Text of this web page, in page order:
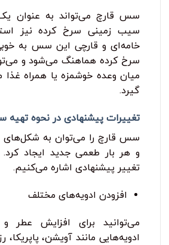
سس قارچ می‌تواند به عنوان
سیب ‌زمینی سرخ ‌کرده نیز
خامه‌ای و قارچی این سس به
سرخ‌ کرده هماهنگ می‌شود و
میان‌ وعده خوشمزه یا همراه غذا
گیرد.
تغییرات پیشنهادی در نحوه
سس قارچ را می‌توان به شکل‌های
و هر بار طعمی جدید ایجاد کرد.
تغییر پیشنهادی اشاره می‌کنیم.
افزودن ادویه‌های مختلف
می‌توانید برای افزایش
ادویه‌هایی مانند آویشن، پاپریکا،